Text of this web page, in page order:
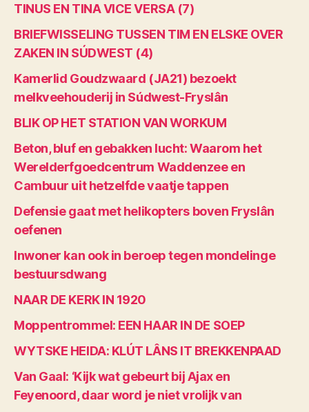
TINUS EN TINA VICE VERSA (7)
BRIEFWISSELING TUSSEN TIM EN ELSKE OVER
ZAKEN IN SÚDWEST (4)
Kamerlid Goudzwaard (JA21) bezoekt
melkveehouderij in Súdwest-Fryslân
BLIK OP HET STATION VAN WORKUM
Beton, bluf en gebakken lucht: Waarom het
Werelderfgoedcentrum Waddenzee en
Cambuur uit hetzelfde vaatje tappen
Defensie gaat met helikopters boven Fryslân
oefenen
Inwoner kan ook in beroep tegen mondelinge
bestuursdwang
NAAR DE KERK IN 1920
Moppentrommel: EEN HAAR IN DE SOEP
WYTSKE HEIDA: KLÚT LÂNS IT BREKKENPAAD
Van Gaal: ‘Kijk wat gebeurt bij Ajax en
Feyenoord, daar word je niet vrolijk van